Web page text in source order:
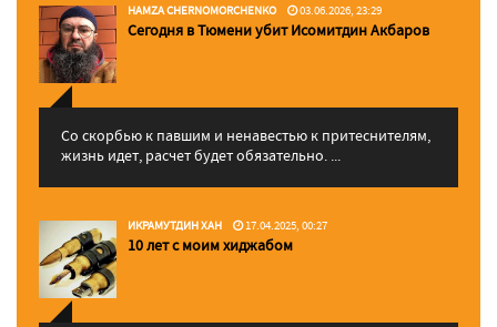
HAMZA CHERNOMORCHENKO 03.06.2026, 23:29
Сегодня в Тюмени убит Исомитдин Акбаров
Со скорбью к павшим и ненавестью к притеснителям,
жизнь идет, расчет будет обязательно. ...
ИКРАМУТДИН ХАН 17.04.2025, 00:27
10 лет с моим хиджабом